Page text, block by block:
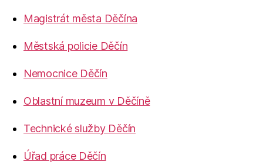
Magistrát města Děčína
Městská policie Děčín
Nemocnice Děčín
Oblastní muzeum v Děčíně
Technické služby Děčín
Úřad práce Děčín